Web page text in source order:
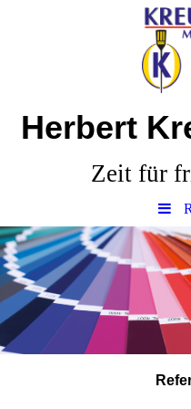
Herbert
Zeit für